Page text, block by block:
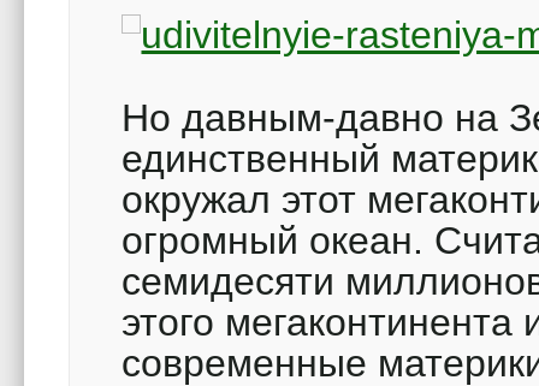
Но давным-давно на
единственный
окружал этот
огромный океан.
семидесяти
этого
современные